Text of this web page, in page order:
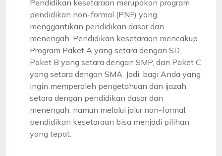
Pendidikan kesetaraan merupakan program
pendidikan non-formal (PNF) yang
menggantikan pendidikan dasar dan
menengah. Pendidikan kesetaraan mencakup
Program Paket A yang setara dengan SD,
Paket B yang setara dengan SMP, dan Paket C
yang setara dengan SMA. Jadi, bagi Anda yang
ingin memperoleh pengetahuan dan ijazah
setara dengan pendidikan dasar dan
menengah, namun melalui jalur non-formal,
pendidikan kesetaraan bisa menjadi pilihan
yang tepat.